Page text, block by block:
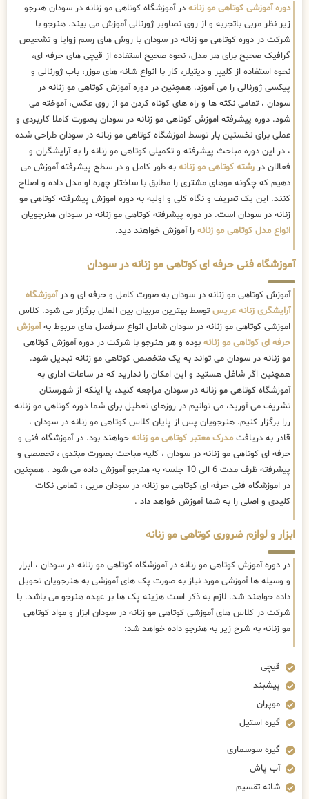
دوره آموزشی کوتاهی مو زنانه در آموزشگاه کوتاهی مو زنانه در سودان هنرجو
زیر نظر مربی باتجربه و از روی تصاویر ژورنالی آموزش می بیند. هنرجو با
شرکت در دوره کوتاهی مو زنانه در سودان با روش های رسم زوایا و تشخیص
گرافیک صحیح برای هر مدل، نحوه صحیح استفاده از قیچی های حرفه ای،
نحوه استفاده از کلیپر و دیتیلر، کار با انواع شانه های موزر، باب ژورنالی و
پیکسی ژورنالی را می آموزد. همچنین در دوره آموزش کوتاهی مو زنانه در
سودان ، تمامی نکته ها و راه های کوتاه کردن مو از روی عکس، آموخته می
شود. دوره پیشرفته اموزش کوتاهی مو زنانه در سودان بصورت کاملا کاربردی و
عملی برای نخستین بار توسط اموزشگاه کوتاهی مو زنانه در سودان طراحی شده
، در این دوره مباحث پیشرفته و تکمیلی کوتاهی مو زنانه را به آرایشگران و
فعالان در رشته کوتاهی مو زنانه به طور کامل و در سطح پیشرفته آموزش می
دهیم که چگونه موهای مشتری را مطابق با ساختار چهره او مدل داده و اصلاح
کنند. این یک تعریف و نگاه کلی و اولیه به دوره اموزش پیشرفته کوتاهی مو
زنانه در سودان است. در دوره پیشرفته کوتاهی مو زنانه در سودان هنرجویان
انواع مدل کوتاهی مو زنانه را آموزش خواهند دید.
آموزشگاه فنی حرفه ای کوتاهی مو زنانه در سودان
آموزش کوتاهی مو زنانه در سودان به صورت کامل و حرفه ای و درآموزشگاه
آرایشگری زنانه عریس توسط بهترین مربیان بین الملل برگزار می شود. کلاس
اموزشی کوتاهی مو زنانه در سودان شامل انواع سرفصل های مربوط بهآموزش
حرفه ای کوتاهی مو زنانه بوده و هر هنرجو با شرکت در دوره آموزش کوتاهی
مو زنانه در سودان می تواند به یک متخصص کوتاهی مو زنانه تبدیل شود.
همچنین اگر شاغل هستید و این امکان را ندارید که در ساعات اداری به
آموزشگاه کوتاهی مو زنانه در سودان مراجعه کنید، یا اینکه از شهرستان
تشریف می آورید، می توانیم در روزهای تعطیل برای شما دوره کوتاهی مو زنانه
ررا برگزار کنیم. هنرجویان پس از پایان کلاس کوتاهی مو زنانه در سودان ،
قادر به دریافت مدرک معتبر کوتاهی مو زنانه خواهند بود. در آموزشگاه فنی و
حرفه ای کوتاهی مو زنانه در سودان ، کلیه مباحث بصورت مبتدی ، تخصصی و
پیشرفته ظرف مدت 6 الی 10 جلسه به هنرجو آموزش داده می شود . همچنین
در اموزشگاه فنی حرفه ای کوتاهی مو زنانه در سودان مربی ، تمامی نکات
کلیدی و اصلی را به شما آموزش خواهد داد .
ابزار و لوازم ضروری کوتاهی مو زنانه
در دوره آموزش کوتاهی مو زنانه در آموزشگاه کوتاهی مو زنانه در سودان ، ابزار
و وسیله ها آموزشی مورد نیاز به صورت پک های آموزشی به هنرجویان تحویل
داده خواهند شد. لازم به ذکر است هزینه پک ها بر عهده هنرجو می باشد. با
شرکت در کلاس های آموزشی کوتاهی مو زنانه در سودان ابزار و مواد کوتاهی
مو زنانه به شرح زیر به هنرجو داده خواهد شد:
قیچی
پیشبند
موپران
گیره استیل
گیره سوسماری
آب پاش
شانه تقسیم